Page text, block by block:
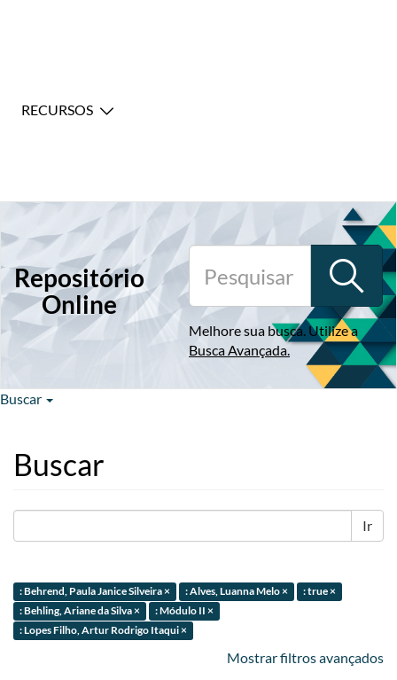
RECURSOS
Repositório
Online
Melhore sua busca. Utilize a
Busca Avançada.
Buscar
Buscar
Ir
: Behrend, Paula Janice Silveira × : Alves, Luanna Melo ×
: true ×
: Behling, Ariane da Silva ×
: Módulo II ×
: Lopes Filho, Artur Rodrigo Itaqui ×
Mostrar filtros avançados